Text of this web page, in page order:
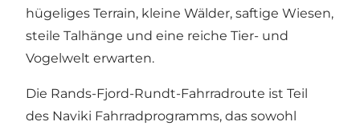
hügeliges Terrain, kleine Wälder, saftige Wiesen,
steile Talhänge und eine reiche Tier- und
Vogelwelt erwarten.
Die Rands-Fjord-Rundt-Fahrradroute ist Teil
des Naviki Fahrradprogramms, das sowohl